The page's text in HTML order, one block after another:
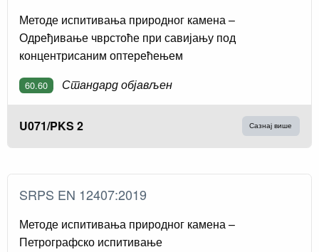
Методе испитивања природног камена –
Одређивање чврстоће при савијању под
концентрисаним оптерећењем
60.60 Стандард објављен
U071/PKS 2 Сазнај више
SRPS EN 12407:2019
Методе испитивања природног камена –
Петрографско испитивање